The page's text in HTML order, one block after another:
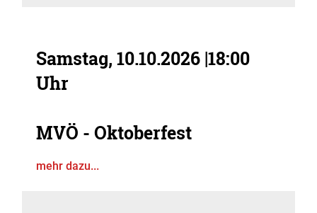
Samstag, 10.10.2026 |18:00
Uhr
MVÖ - Oktoberfest
mehr dazu...